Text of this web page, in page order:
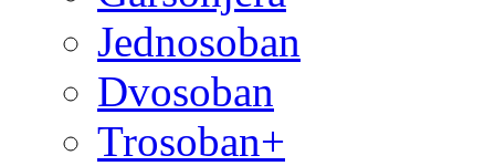
Jednosoban
Dvosoban
Trosoban+